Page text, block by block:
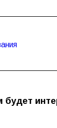
будет